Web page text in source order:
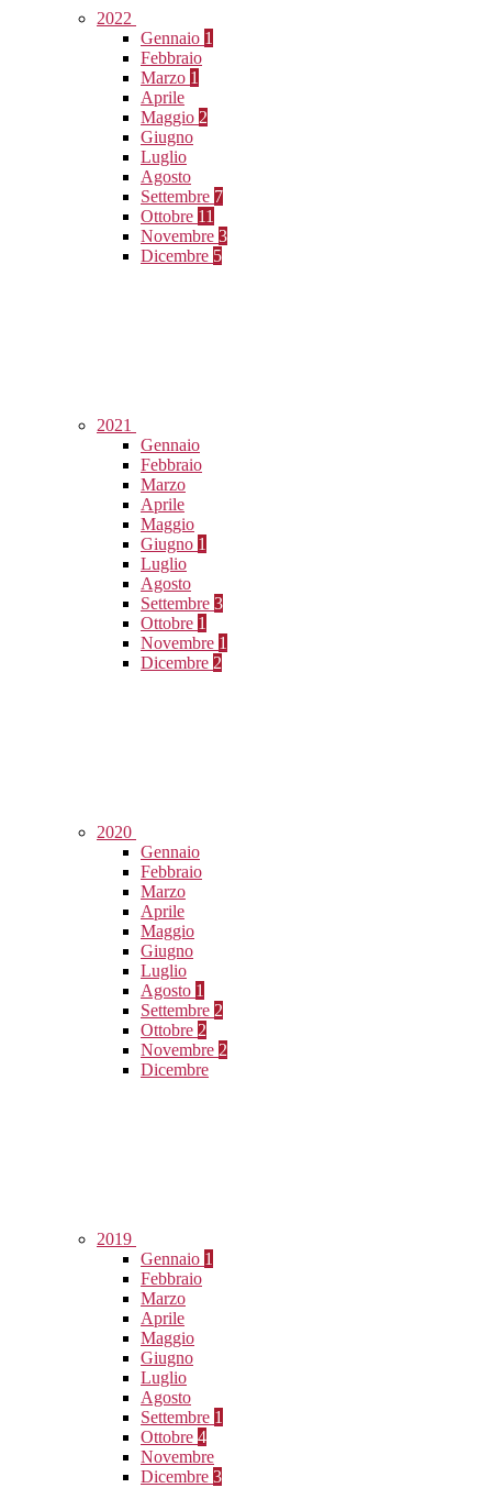
2022
Gennaio 1
Febbraio
Marzo 1
Aprile
Maggio 2
Giugno
Luglio
Agosto
Settembre 7
Ottobre 11
Novembre 3
Dicembre 5
2021
Gennaio
Febbraio
Marzo
Aprile
Maggio
Giugno 1
Luglio
Agosto
Settembre 3
Ottobre 1
Novembre 1
Dicembre 2
2020
Gennaio
Febbraio
Marzo
Aprile
Maggio
Giugno
Luglio
Agosto 1
Settembre 2
Ottobre 2
Novembre 2
Dicembre
2019
Gennaio 1
Febbraio
Marzo
Aprile
Maggio
Giugno
Luglio
Agosto
Settembre 1
Ottobre 4
Novembre
Dicembre 3